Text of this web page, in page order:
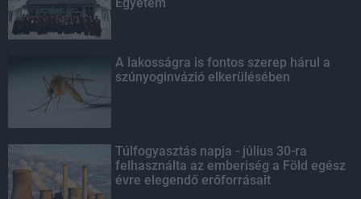
A lakosságra is fontos szerep hárul a
szúnyoginvázió elkerülésében
Túlfogyasztás napja - július 30-ra
felhasználta az emberiség a Föld egész
évre elegendő erőforrásait